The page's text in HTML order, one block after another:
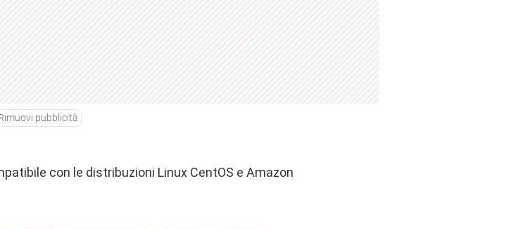
pubblicità
con le distribuzioni Linux CentOS e Amazon